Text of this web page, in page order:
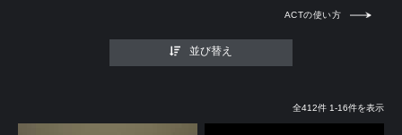
ACTの使い方
並び替え
全412件 1-16件を表示